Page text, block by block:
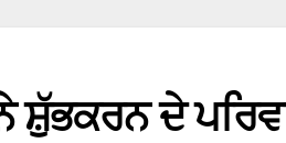
ਸ਼ੁੱਭਕਰਨ ਦੇ